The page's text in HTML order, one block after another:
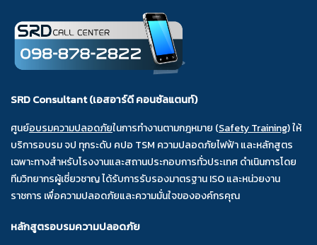
SRD Consultant (เอสอาร์ดี คอนซัลแตนท์)
ศูนย์อบรมความปลอดภัยในการทำงานตามกฎหมาย (Safety Training) ให้
บริการอบรม จป ทุกระดับ คปอ TSM ความปลอดภัยไฟฟ้า และหลักสูตร
เฉพาะทางสำหรับโรงงานและสถานประกอบการทั่วประเทศ ดำเนินการโดย
ทีมวิทยากรผู้เชี่ยวชาญ ได้รับการรับรองมาตรฐาน ISO และหน่วยงาน
ราชการ เพื่อความปลอดภัยและความมั่นใจขององค์กรคุณ
หลักสูตรอบรมความปลอดภัย